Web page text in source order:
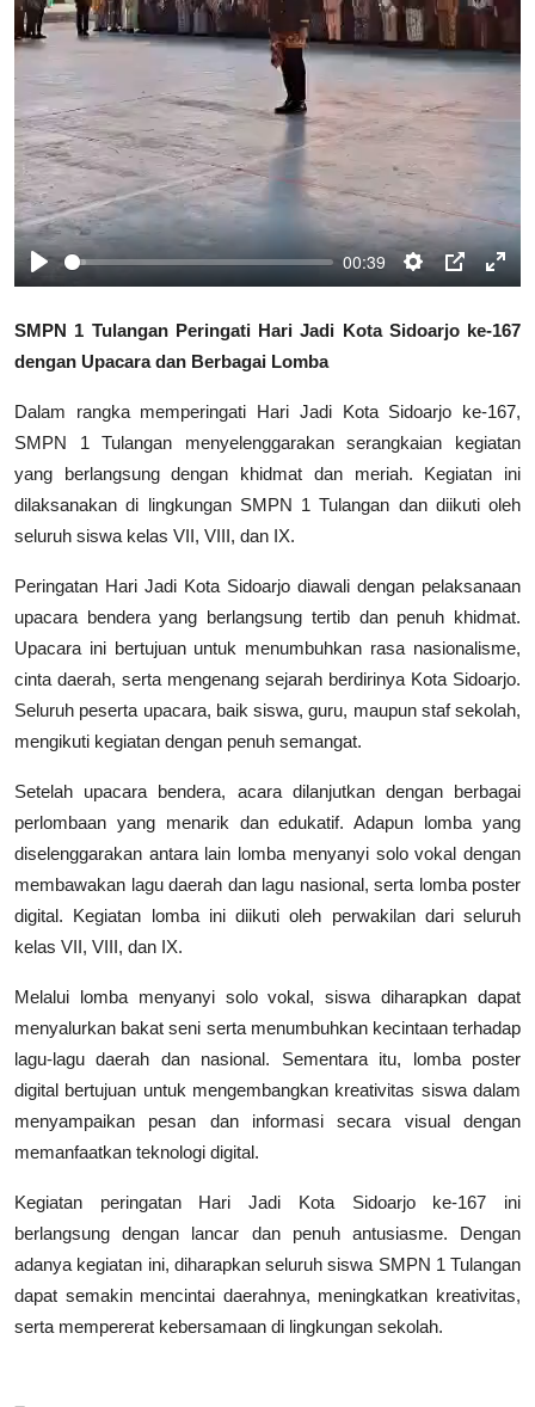
P
a
y
00:39
S
t
n
g
P
P
E
t
f
u
l
r
e
e
n
SMPN 1 Tulangan Peringati Hari Jadi Kota Sidoarjo ke-167
dengan Upacara dan Berbagai Lomba
Dalam rangka memperingati Hari Jadi Kota Sidoarjo ke-167,
SMPN 1 Tulangan menyelenggarakan serangkaian kegiatan
yang berlangsung dengan khidmat dan meriah. Kegiatan ini
dilaksanakan di lingkungan SMPN 1 Tulangan dan diikuti oleh
seluruh siswa kelas VII, VIII, dan IX.
Peringatan Hari Jadi Kota Sidoarjo diawali dengan pelaksanaan
upacara bendera yang berlangsung tertib dan penuh khidmat.
Upacara ini bertujuan untuk menumbuhkan rasa nasionalisme,
cinta daerah, serta mengenang sejarah berdirinya Kota Sidoarjo.
Seluruh peserta upacara, baik siswa, guru, maupun staf sekolah,
mengikuti kegiatan dengan penuh semangat.
Setelah upacara bendera, acara dilanjutkan dengan berbagai
perlombaan yang menarik dan edukatif. Adapun lomba yang
diselenggarakan antara lain lomba menyanyi solo vokal dengan
membawakan lagu daerah dan lagu nasional, serta lomba poster
digital. Kegiatan lomba ini diikuti oleh perwakilan dari seluruh
kelas VII, VIII, dan IX.
Melalui lomba menyanyi solo vokal, siswa diharapkan dapat
menyalurkan bakat seni serta menumbuhkan kecintaan terhadap
lagu-lagu daerah dan nasional. Sementara itu, lomba poster
digital bertujuan untuk mengembangkan kreativitas siswa dalam
menyampaikan pesan dan informasi secara visual dengan
memanfaatkan teknologi digital.
Kegiatan peringatan Hari Jadi Kota Sidoarjo ke-167 ini
berlangsung dengan lancar dan penuh antusiasme. Dengan
adanya kegiatan ini, diharapkan seluruh siswa SMPN 1 Tulangan
dapat semakin mencintai daerahnya, meningkatkan kreativitas,
serta mempererat kebersamaan di lingkungan sekolah.